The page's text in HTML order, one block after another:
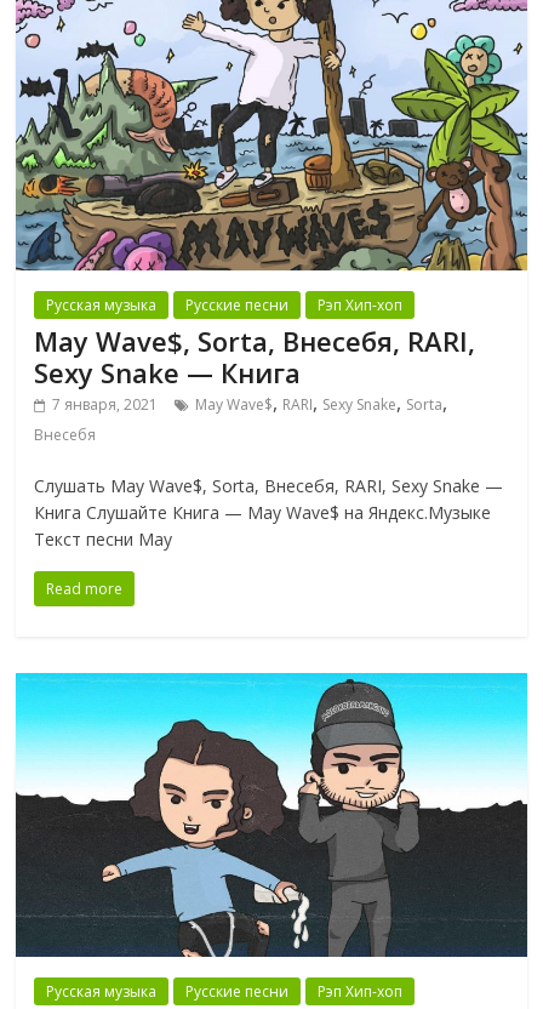
Русская музыка Русские песни Рэп Хип-хоп
May Wave$, Sorta, Внесебя, RARI,
Sexy Snake — Книга
7 января, 2021 May Wave$, RARI, Sexy Snake, Sorta,
Внесебя
Слушать May Wave$, Sorta, Внесебя, RARI, Sexy Snake —
Книга Слушайте Книга — May Wave$ на Яндекс.Музыке
Текст песни May
Read more
Русская музыка Русские песни Рэп Хип-хоп